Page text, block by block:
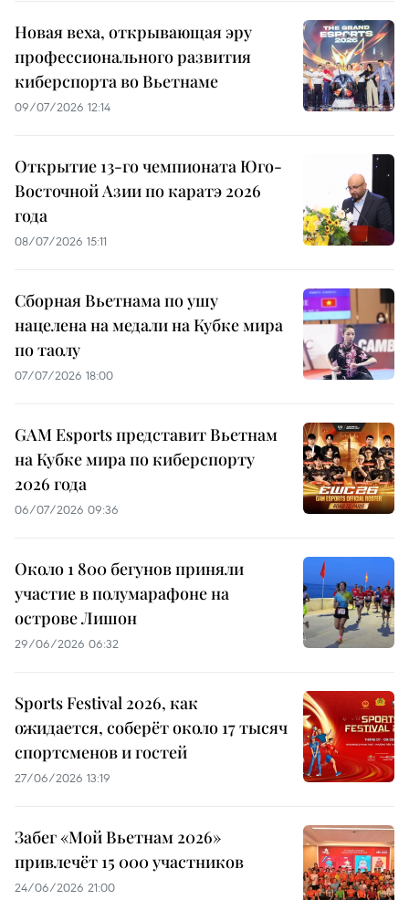
Новая веха, открывающая эру
профессионального развития
киберспорта во Вьетнаме
09/07/2026 12:14
Открытие 13-го чемпионата Юго-
Восточной Азии по каратэ 2026
года
08/07/2026 15:11
Сборная Вьетнама по ушу
нацелена на медали на Кубке мира
по таолу
07/07/2026 18:00
GAM Esports представит Вьетнам
на Кубке мира по киберспорту
2026 года
06/07/2026 09:36
Около 1 800 бегунов приняли
участие в полумарафоне на
острове Лишон
29/06/2026 06:32
Sports Festival 2026, как
ожидается, соберёт около 17 тысяч
спортсменов и гостей
27/06/2026 13:19
Забег «Мой Вьетнам 2026»
привлечёт 15 000 участников
24/06/2026 21:00